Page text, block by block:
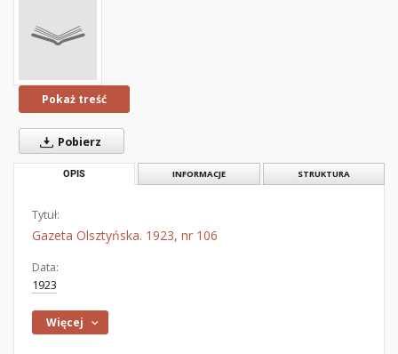
Pokaż treść
Pobierz
OPIS INFORMACJE STRUKTURA
Tytuł:
Gazeta Olsztyńska. 1923, nr 106
Data:
1923
Więcej